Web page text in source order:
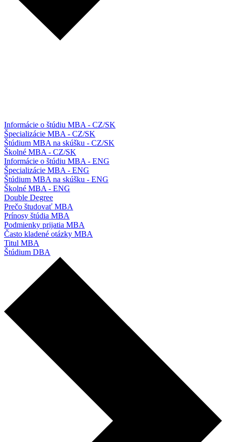
Informácie o štúdiu MBA - CZ/SK
Špecializácie MBA - CZ/SK
Štúdium MBA na skúšku - CZ/SK
Školné MBA - CZ/SK
Informácie o štúdiu MBA - ENG
Špecializácie MBA - ENG
Štúdium MBA na skúšku - ENG
Školné MBA - ENG
Double Degree
Prečo študovať MBA
Prínosy štúdia MBA
Podmienky prijatia MBA
Často kladené otázky MBA
Titul MBA
Štúdium DBA